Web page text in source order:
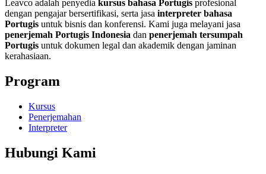
Leavco adalah penyedia kursus bahasa Portugis profesional
dengan pengajar bersertifikasi, serta jasa interpreter bahasa
Portugis untuk bisnis dan konferensi. Kami juga melayani jasa
penerjemah Portugis Indonesia dan penerjemah tersumpah
Portugis untuk dokumen legal dan akademik dengan jaminan
kerahasiaan.
Program
Kursus
Penerjemahan
Interpreter
Hubungi Kami